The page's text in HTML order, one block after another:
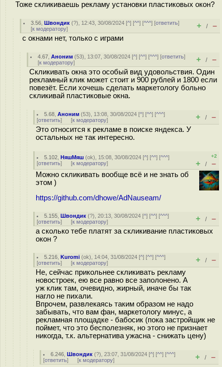
Тоже скликиваешь рекламу установки пластиковых окон?
3.56 ,Швондик (?), 12:43, 30/08/2024 [^] [^^] [^^^] [ответить]
[к модератору] + / –
с окнами нет, только с играми
4.67 ,Аноним (53), 13:07, 30/08/2024 [^] [^^] [^^^] [ответить]
[к модератору] + / –
Скликивать окна это особый вид удовольствия. Один
рекламный клик может стоит и 900 рублей и 1800 если
повезёт. Если хочешь сделать маркетологу больно
скликивай пластиковые окна.
5.68 ,Аноним (53), 13:08, 30/08/2024 [^] [^^] [^^^]
[ответить] [к модератору] + / –
Это относится к рекламе в поиске яндекса. У
остальных не так интересно.
5.102 ,НяшМяш (ok), 15:08, 30/08/2024 [^] [^^] [^^^]
[ответить] [к модератору]
+2
+ / –
Можно скликивать вообще всё и не знать об
этом )
https://github.com/dhowe/AdNauseam/
5.155 ,Швондик (?), 20:13, 30/08/2024 [^] [^^] [^^^]
[ответить] [к модератору] + / –
а сколько тебе платят за скликивание пластиковых
окон ?
5.216 ,Kuromi (ok), 14:04, 31/08/2024 [^] [^^] [^^^]
[ответить] [к модератору] + / –
Не, сейчас прикольнее скликивать рекламу
новостроек, ею все равно все заполонено. А
уж клик там, очевидно, жирный, иначе бы так
нагло не пихали.
Впрочем, развлекаясь таким образом не надо
забывать, что вам фан, маркетологу минус, а
рекламная площадке - бабосик (пока застройщик не
поймет, что это бесполезняк, но этого не признает
никогда, т.к. альтернатива ужасна - снижать цену)
6.246 ,Швондик (?), 23:07, 31/08/2024 [^] [^^] [^^^]
[ответить] [к модератору] + / –